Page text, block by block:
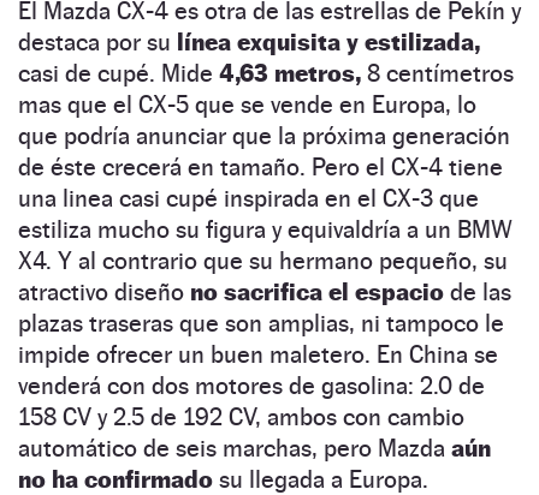
El Mazda CX-4 es otra de las estrellas de Pekín y
destaca por su línea exquisita y estilizada,
casi de cupé. Mide 4,63 metros, 8 centímetros
mas que el CX-5 que se vende en Europa, lo
que podría anunciar que la próxima generación
de éste crecerá en tamaño. Pero el CX-4 tiene
una linea casi cupé inspirada en el CX-3 que
estiliza mucho su figura y equivaldría a un BMW
X4. Y al contrario que su hermano pequeño, su
atractivo diseño no sacrifica el espacio de las
plazas traseras que son amplias, ni tampoco le
impide ofrecer un buen maletero. En China se
venderá con dos motores de gasolina: 2.0 de
158 CV y 2.5 de 192 CV, ambos con cambio
automático de seis marchas, pero Mazda aún
no ha confirmado su llegada a Europa.